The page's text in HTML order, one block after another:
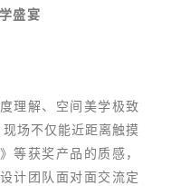
盛宴
理解、空间美学极致
场不仅能近距离触摸
等获奖产品的质感，
计团队面对面交流定